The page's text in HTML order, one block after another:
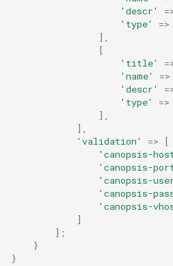
'descr'
'type'
=>
],
[
'title'
'name'
=>
'descr'
'type'
=>
],
],
'validation'
=>
[
'canopsis-
'canopsis-
'canopsis-
'canopsis-
'canopsis-
]
];
}
}